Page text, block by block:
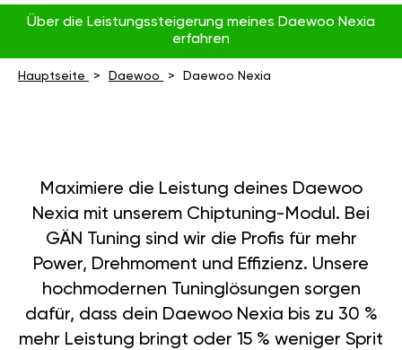
Über die Leistungssteigerung meines Daewoo Nexia
erfahren
Hauptseite Daewoo Daewoo Nexia
Maximiere die Leistung deines Daewoo
Nexia mit unserem Chiptuning-Modul. Bei
GÄN Tuning sind wir die Profis für mehr
Power, Drehmoment und Effizienz. Unsere
hochmodernen Tuninglösungen sorgen
dafür, dass dein Daewoo Nexia bis zu 30 %
mehr Leistung bringt oder 15 % weniger Sprit